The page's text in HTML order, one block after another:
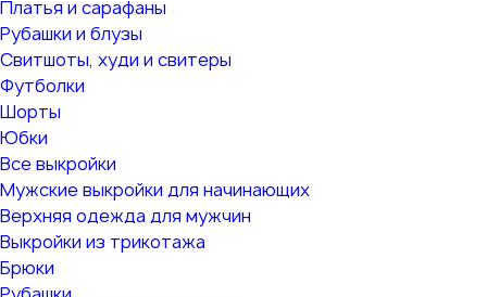
Платья и сарафаны
Рубашки и блузы
Свитшоты, худи и свитеры
Футболки
Шорты
Юбки
Все выкройки
Мужские выкройки для начинающих
Верхняя одежда для мужчин
Выкройки из трикотажа
Брюки